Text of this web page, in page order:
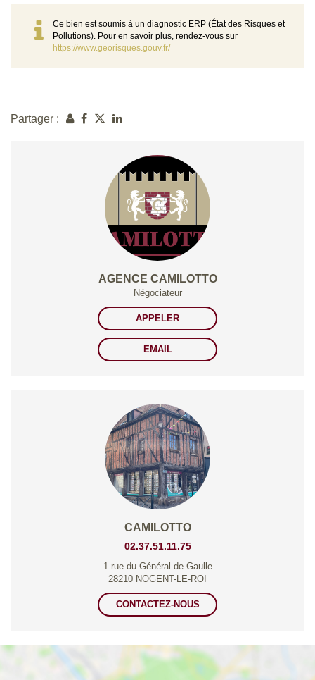
Ce bien est soumis à un diagnostic ERP (État des Risques et
Pollutions). Pour en savoir plus, rendez-vous sur
https://www.georisques.gouv.fr/
Partager :
AGENCE CAMILOTTO
Négociateur
APPELER
EMAIL
CAMILOTTO
02.37.51.11.75
1 rue du Général de Gaulle
28210 NOGENT-LE-ROI
CONTACTEZ-NOUS